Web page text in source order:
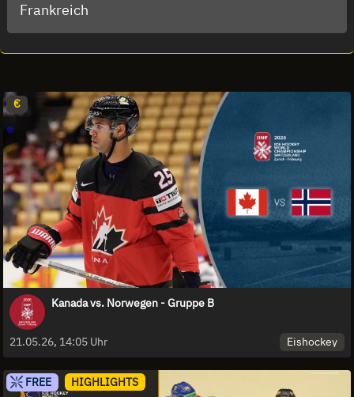
Frankreich
€
Kanada vs. Norwegen - Gruppe B
21.05.26, 14:05 Uhr Eishockey
FREE HIGHLIGHTS